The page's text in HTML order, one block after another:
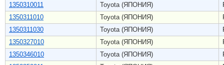
1350310011
Toyota (ЯПОНИЯ)
1350311010
Toyota (ЯПОНИЯ)
1350311030
Toyota (ЯПОНИЯ)
1350327010
Toyota (ЯПОНИЯ)
1350346010
Toyota (ЯПОНИЯ)